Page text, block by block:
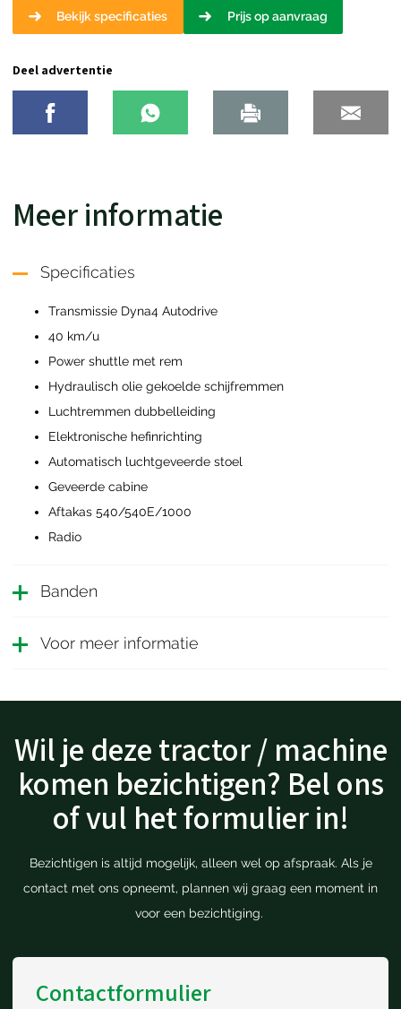
Bekijk specificaties Prijs op aanvraag
Deel advertentie
Meer informatie
Specificaties
Transmissie Dyna4 Autodrive
40 km/u
Power shuttle met rem
Hydraulisch olie gekoelde schijfremmen
Luchtremmen dubbelleiding
Elektronische hefinrichting
Automatisch luchtgeveerde stoel
Geveerde cabine
Aftakas 540/540E/1000
Radio
Banden
Voor meer informatie
Wil je deze tractor / machine
komen bezichtigen? Bel ons
of vul het formulier in!
Bezichtigen is altijd mogelijk, alleen wel op afspraak. Als je
contact met ons opneemt, plannen wij graag een moment in
voor een bezichtiging.
Contactformulier